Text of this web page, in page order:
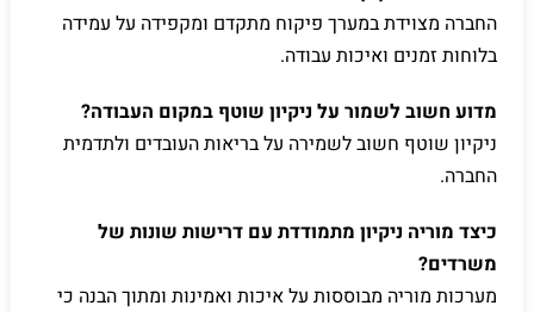
החברה מצוידת במערך פיקוח מתקדם ומקפידה על עמידה
בלוחות זמנים ואיכות עבודה.
מדוע חשוב לשמור על ניקיון שוטף במקום העבודה?
ניקיון שוטף חשוב לשמירה על בריאות העובדים ולתדמית
החברה.
כיצד מוריה ניקיון מתמודדת עם דרישות שונות של
משרדים?
מערכות מוריה מבוססות על איכות ואמינות ומתוך הבנה כי